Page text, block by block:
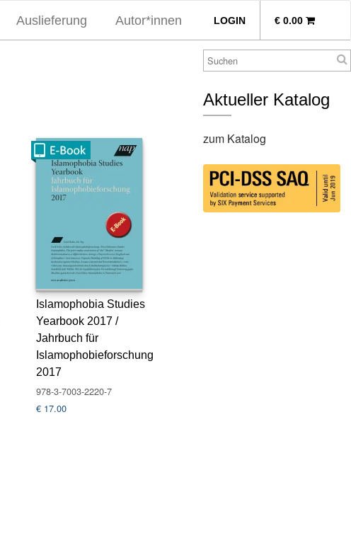
LOGIN € 0.00
Auslieferung Autor*innen
Islamophobia Studies
Yearbook 2017 /
Jahrbuch für
Islamophobieforschung
2017
978-3-7003-2220-7
€17.00
Aktueller Katalog
zum Katalog